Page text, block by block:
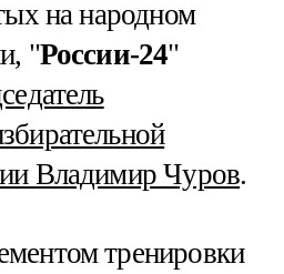
на народном
"России-24"
Владимир Чуров.
тренировки